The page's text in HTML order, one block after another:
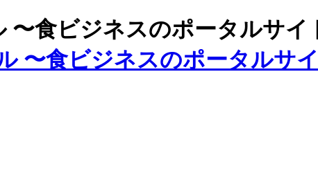
〜食ビジネスのポータルサイ